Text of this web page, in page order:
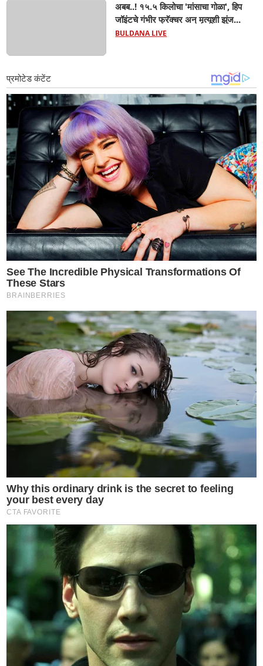
अबब..! १५.५ किलोचा 'मांसाचा गोळा', हिप
जॉइंटचे गंभीर फ्रॅक्चर अन् मृत्यूशी झुंज...
BULDANA LIVE